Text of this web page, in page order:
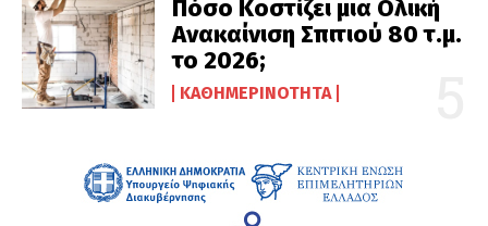
Πόσο Κοστίζει μια Ολική
Ανακαίνιση Σπιτιού 80 τ.μ.
το 2026;
ΚΑΘΗΜΕΡΙΝΌΤΗΤΑ